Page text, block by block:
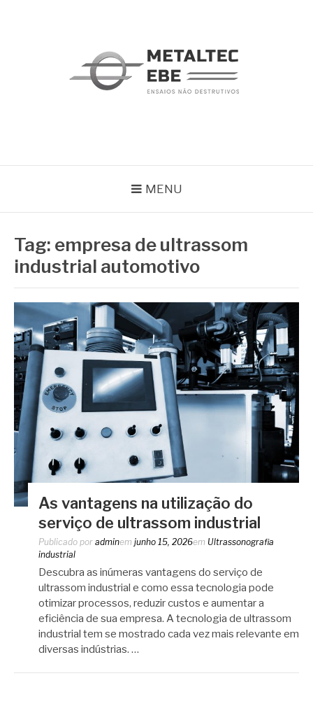
MENU
Tag: empresa de ultrassom
industrial automotivo
As vantagens na utilização do
serviço de ultrassom industrial
Publicado por adminem junho 15, 2026em Ultrassonografia
industrial
Descubra as inúmeras vantagens do serviço de
ultrassom industrial e como essa tecnologia pode
otimizar processos, reduzir custos e aumentar a
eficiência de sua empresa. A tecnologia de ultrassom
industrial tem se mostrado cada vez mais relevante em
diversas indústrias. …